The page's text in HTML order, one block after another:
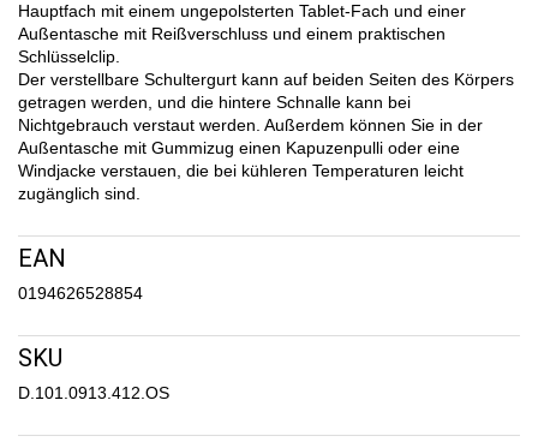
Hauptfach mit einem ungepolsterten Tablet-Fach und einer
Außentasche mit Reißverschluss und einem praktischen
Schlüsselclip.
Der verstellbare Schultergurt kann auf beiden Seiten des Körpers
getragen werden, und die hintere Schnalle kann bei
Nichtgebrauch verstaut werden. Außerdem können Sie in der
Außentasche mit Gummizug einen Kapuzenpulli oder eine
Windjacke verstauen, die bei kühleren Temperaturen leicht
zugänglich sind.
EAN
0194626528854
SKU
D.101.0913.412.OS